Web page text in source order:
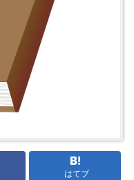
はてブ